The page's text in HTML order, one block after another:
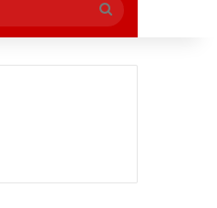
এখানে
খুঁজুন